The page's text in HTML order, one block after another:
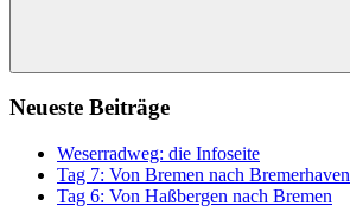
Suchen
Neueste Beiträge
Weserradweg: die Infoseite
Tag 7: Von Bremen nach Bremerhaven
Tag 6: Von Haßbergen nach Bremen